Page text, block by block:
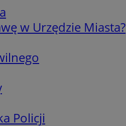
w Urzędzie Miasta?
Policji